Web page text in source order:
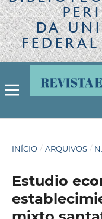
DA
INÍCIO / ARQUIVOS /
Estudio